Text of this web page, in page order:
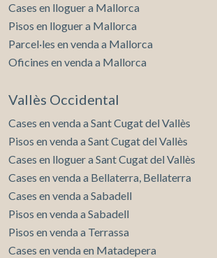
Cases en lloguer a Mallorca
Pisos en lloguer a Mallorca
Parcel·les en venda a Mallorca
Oficines en venda a Mallorca
Vallès Occidental
Cases en venda a Sant Cugat del Vallès
Pisos en venda a Sant Cugat del Vallès
Cases en lloguer a Sant Cugat del Vallès
Cases en venda a Bellaterra, Bellaterra
Cases en venda a Sabadell
Pisos en venda a Sabadell
Pisos en venda a Terrassa
Cases en venda en Matadepera